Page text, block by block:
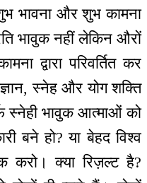
शुभ भावना और शुभ कामना
भावुक नहीं लेकिन औरों
द्वारा परिवर्तित कर
स्नेह और योग शक्ति
स्नेही भावुक आत्माओं को
बने हो? या बेहद विश्व
करो। क्या रिज़ल्ट है?